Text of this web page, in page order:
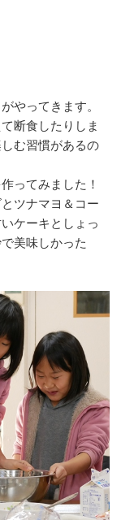
やってきます。
断食したりしま
む習慣があるの
ってみました！
ツナマヨ＆コー
ケーキとしょっ
美味しかった